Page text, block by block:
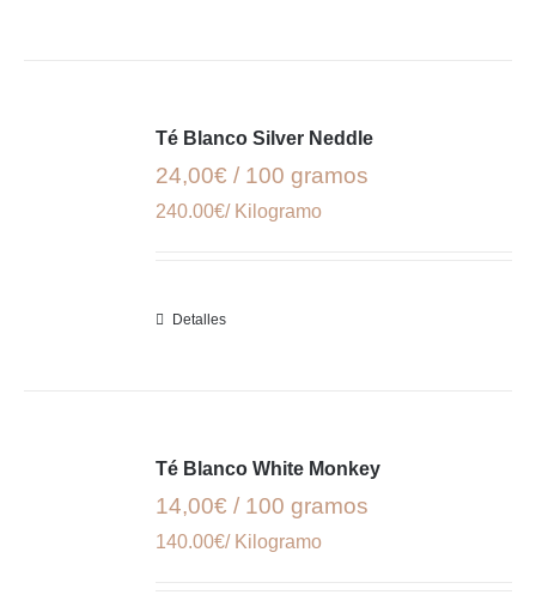
Té Blanco Silver Neddle
24,00€ / 100 gramos
240.00€/ Kilogramo
Detalles
Té Blanco White Monkey
14,00€ / 100 gramos
140.00€/ Kilogramo